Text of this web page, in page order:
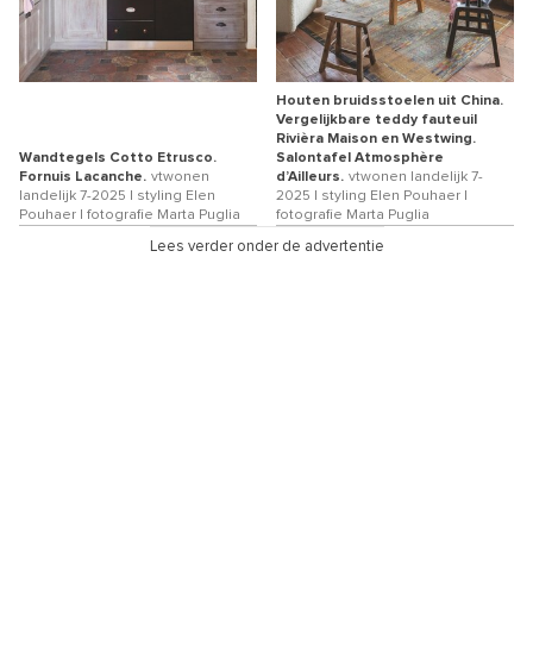
Wandtegels Cotto Etrusco.
Fornuis Lacanche. vtwonen
landelijk 7-2025 | styling Elen
Pouhaer | fotografie Marta Puglia
Houten bruidsstoelen uit China.
Vergelijkbare teddy fauteuil
Rivièra Maison en Westwing.
Salontafel Atmosphère
d’Ailleurs. vtwonen landelijk 7-
2025 | styling Elen Pouhaer |
fotografie Marta Puglia
Lees verder onder de advertentie